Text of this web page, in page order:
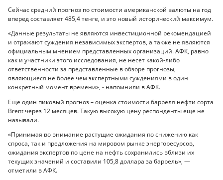
Сейчас средний прогноз по стоимости американской валюты на год
вперед составляет 485,4 тенге, и это новый исторический максимум.
«Данные результаты не являются инвестиционной рекомендацией
и отражают суждения независимых экспертов, а также не являются
официальным мнением представленных организаций. АФК, равно
как и участники этого исследования, не несет какой-либо
ответственности за представленные в обзоре прогнозы,
являющиеся не более чем экспертными суждениями в один
конкретный момент времени», - напомнили в АФК.
Еще один пиковый прогноз – оценка стоимости барреля нефти сорта
Brent через 12 месяцев. Такую высокую цену респонденты еще не
называли.
«Принимая во внимание растущие ожидания по снижению как
спроса, так и предложения на мировом рынке энергоресурсов,
ожидания экспертов по цене на нефть сохранились вблизи их
текущих значений и составили 105,8 доллара за баррель», —
отметили в АФК.